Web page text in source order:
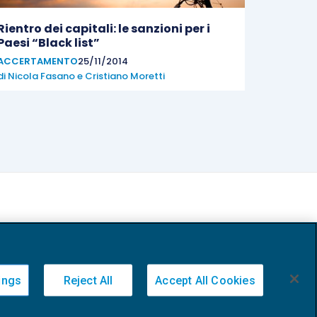
dei capitali: le sanzioni per i
“Black list”
25/11/2014
Nicola Fasanoe Cristiano Moretti
Reject All Accept All Cookies